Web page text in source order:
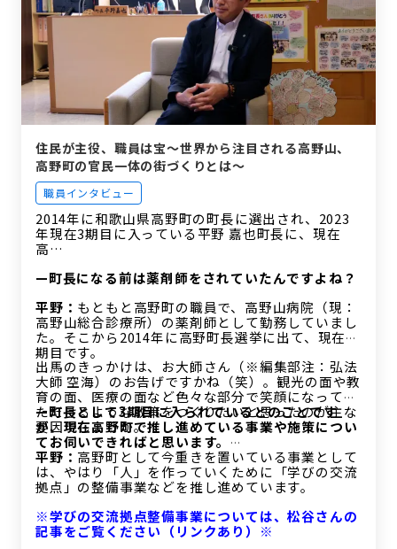
住民が主役、職員は宝〜世界から注目される高野山、
高野町の官民一体の街づくりとは〜
職員インタビュー
2014年に和歌山県高野町の町長に選出され、2023
年現在3期目に入っている平野 嘉也町長に、現在
高…
—町長になる前は薬剤師をされていたんですよね？
平野： もともと高野町の職員で、高野山病院（現：
高野山総合診療所）の薬剤師として勤務していまし
た。そこから2014年に高野町長選挙に出て、現在3
期目です。
出馬のきっかけは、お大師さん（※編集部注：弘法
大師 空海）のお告げですかね（笑）。観光の面や教
育の面、医療の面など色々な部分で笑顔になってい
ただけるような政策をつくりたいと思ったのが主な
要因でしょうか。
—町長として3期目に入られているとのことです
が、現在高野町で推し進めている事業や施策につい
てお伺いできればと思います。
平野： 高野町として今重きを置いている事業として
は、やはり「人」を作っていくために「学びの交流
拠点」の整備事業などを推し進めています。
※学びの交流拠点整備事業については、松谷さんの
記事をご覧ください（リンクあり）※